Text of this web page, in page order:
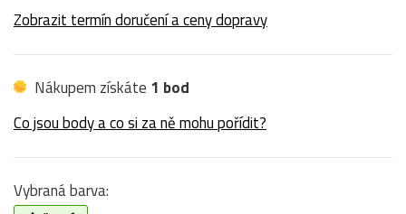
Zobrazit termín doručení a ceny dopravy
Nákupem získáte 1 bod
Co jsou body a co si za ně mohu pořídit?
Vybraná barva: